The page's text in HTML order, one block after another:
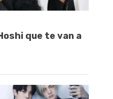
que te van a